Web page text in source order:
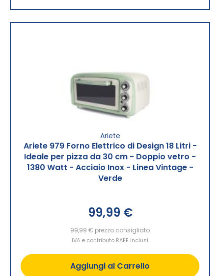
Ariete
Ariete 979 Forno Elettrico di Design 18 Litri -
Ideale per pizza da 30 cm - Doppio vetro -
1380 Watt - Acciaio Inox - Linea Vintage -
Verde
99,99 €
99,99 € prezzo consigliato
IVA e contributo RAEE inclusi
Aggiungi al Carrello